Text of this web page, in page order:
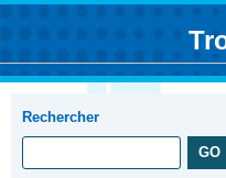
Rechercher